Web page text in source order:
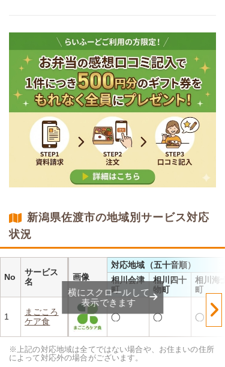
新潟県佐渡市の地域別サービス対応
状況
No
サービス
名
画像
対応地域（五十音順）
相川会津
町
相川四十
物町
相川海士
町
1
まごころ
ケア食
◯ ◯ ◯
横にスクロールして
表示できます
※上記の対応地域は全てではない場合や、お住まいの住所
によって対応外の場合がございます。